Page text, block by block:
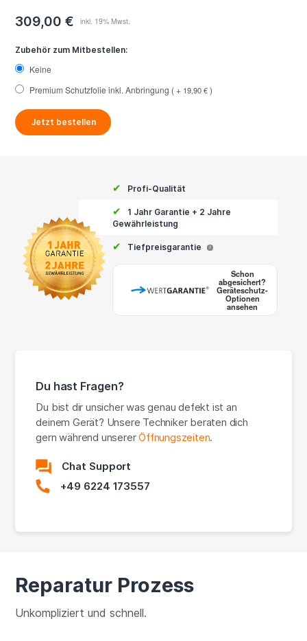
309,00 €
Zubehör zum Mitbestellen:
Keine
Premium Schutzfolie inkl. Anbringung
+ 19,90 €
Jetzt bestellen
✔ Profi-Qualität
✔
1 Jahr Garantie + 2 Jahre
Gewährleistung
✔ Tiefpreisgarantie i
Schon
abgesichert?
Geräteschutz-
Optionen
ansehen
Du hast Fragen?
Du bist dir unsicher was genau defekt ist an
deinem Gerät? Unsere Techniker beraten dich
gern während unsererÖffnungszeiten.
Chat Support
+49 6224 173557
Reparatur Prozess
Unkompliziert und schnell.